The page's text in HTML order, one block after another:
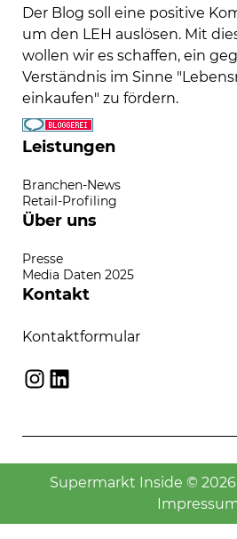
Der Blog soll eine positive
um den LEH auslösen. Mit
wollen wir es schaffen, ein
Verständnis im Sinne
einkaufen" zu fördern.
Leistungen
Branchen-News
Retail-Profiling
Über uns
Presse
Media Daten 2025
Kontakt
Kontaktformular
Instagram
LinkedIn
Supermarkt Inside © 2026